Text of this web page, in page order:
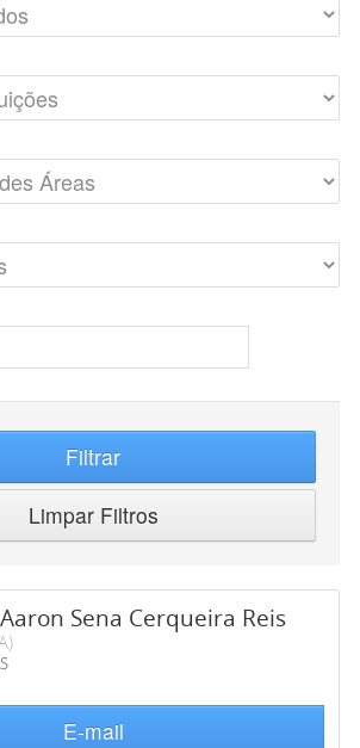
Filtrar
Limpar Filtros
Aaron Sena Cerqueira Reis
E-mail